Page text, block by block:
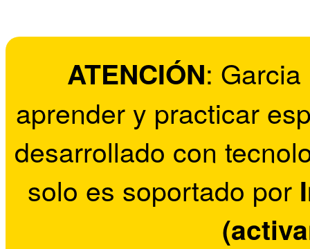
ATENCIÓN:
aprender y practicar
desarrollado con
solo es soportado por